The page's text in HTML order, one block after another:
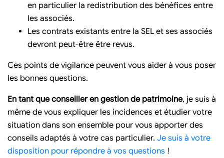
en particulier la redistribution des bénéfices entre
les associés.
Les contrats existants entre la SEL et ses associés
devront peut-être être revus.
Ces points de vigilance peuvent vous aider à vous poser
les bonnes questions.
En tant que conseiller en gestion de patrimoine, je suis à
même de vous expliquer les incidences et étudier votre
situation dans son ensemble pour vous apporter des
conseils adaptés à votre cas particulier. Je suis à votre
disposition pour répondre à vos questions !